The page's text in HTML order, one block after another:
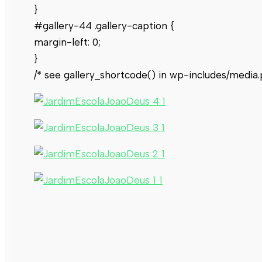
}
#gallery-44 .gallery-caption {
margin-left: 0;
}
/* see gallery_shortcode() in wp-includes/